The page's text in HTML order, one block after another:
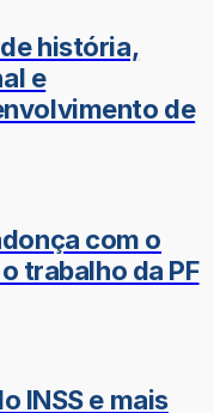
história,
e
de
com o
trabalho da PF
INSS e mais